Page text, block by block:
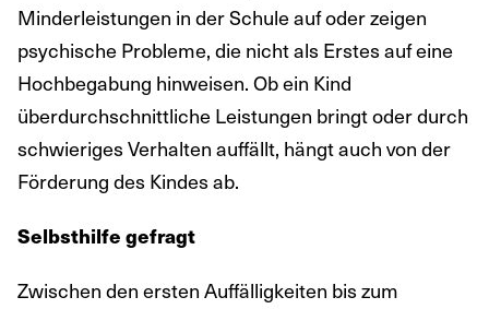
Minderleistungen in der Schule auf oder zeigen
psychische Probleme, die nicht als Erstes auf eine
Hochbegabung hinweisen. Ob ein Kind
überdurchschnittliche Leistungen bringt oder durch
schwieriges Verhalten auffällt, hängt auch von der
Förderung des Kindes ab.
Selbsthilfe gefragt
Zwischen den ersten Auffälligkeiten bis zum